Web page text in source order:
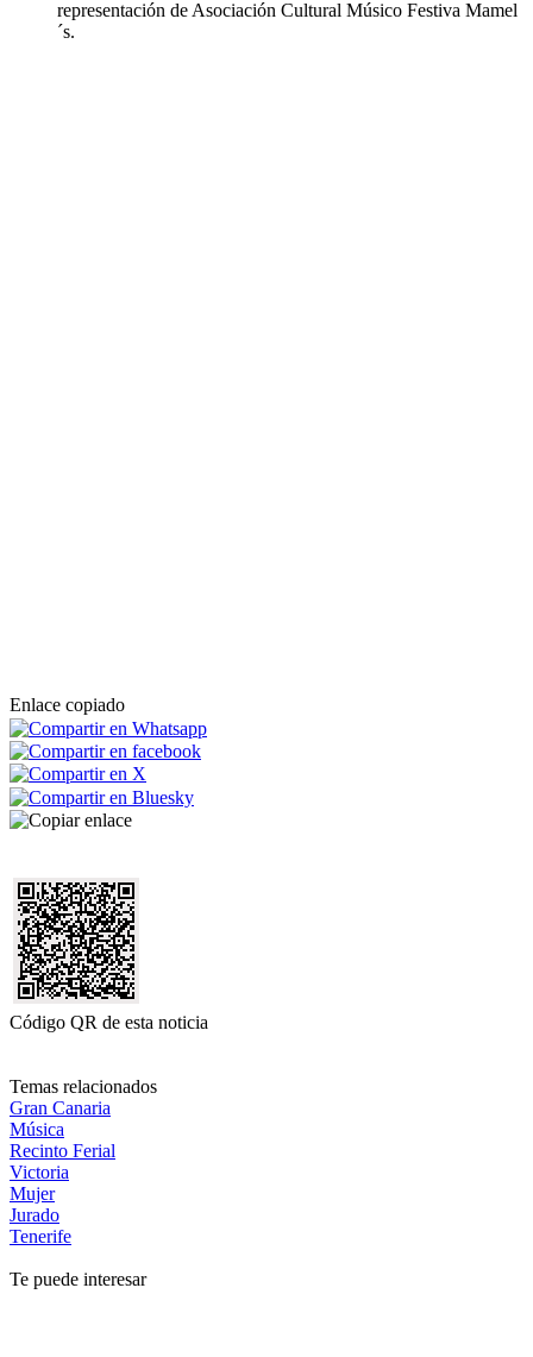
representación de Asociación Cultural Músico Festiva Mamel
´s.
Enlace copiado
Código QR de esta noticia
Temas relacionados
Gran Canaria
Música
Recinto Ferial
Victoria
Mujer
Jurado
Tenerife
Te puede interesar